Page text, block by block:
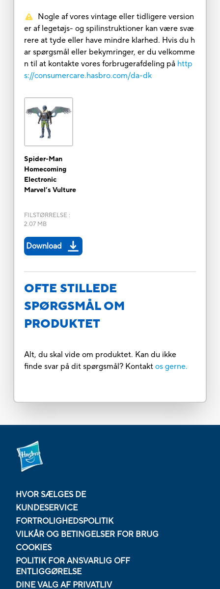
Nogle af vores vintage eller tidligere version
er af legetøjs- og spilinstruktioner kan være svæ
rere at tyde eller have mindre klarhed. Hvis du h
ar spørgsmål eller bekymringer, er du velkomme
n til at kontakte vores forbrugerafdeling på http
s://consumercare.hasbro.com/da-dk
Spider-Man
Homecoming
Electronic
Marvel’s Vulture
FILSTØRRELSE :
2.07 MB
Download
OFTE STILLEDE
SPØRGSMÅL OM
PRODUKTET
Alt, du skal vide om produktet. Kan du ikke
finde svar på dit spørgsmål? Kontakt os gerne.
HVOR SÆLGES DE
KUNDESERVICE
FORTROLIGHEDSPOLITIK
VILKÅR OG BETINGELSER FOR BRUG
COOKIES
POLITIK FOR ANSVARLIG OFF
ENTLIGGØRELSE
DINE VALG AF PRIVATLIV